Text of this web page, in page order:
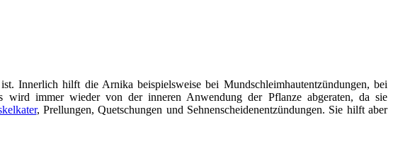
ist. Innerlich hilft die Arnika beispielsweise bei Mundschleimhautentzündungen, bei
wird immer wieder von der inneren Anwendung der Pflanze abgeraten, da sie
, Prellungen, Quetschungen und Sehnenscheidenentzündungen. Sie hilft aber